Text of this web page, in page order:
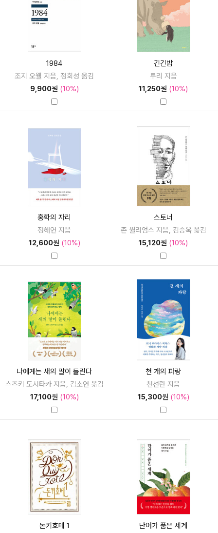
1984
조지 오웰 지음, 정회성 옮김
9,900원 (10%)
긴긴밤
루리 지음
11,250원 (10%)
홍학의 자리
정해연 지음
12,600원 (10%)
스토너
존 윌리엄스 지음, 김승욱 옮김
15,120원 (10%)
나에게는 새의 말이 들린다
스즈키 도시타카 지음, 김소연 옮김
17,100원 (10%)
천 개의 파랑
천선란 지음
15,300원 (10%)
돈키호테 1 단어가 품은 세계